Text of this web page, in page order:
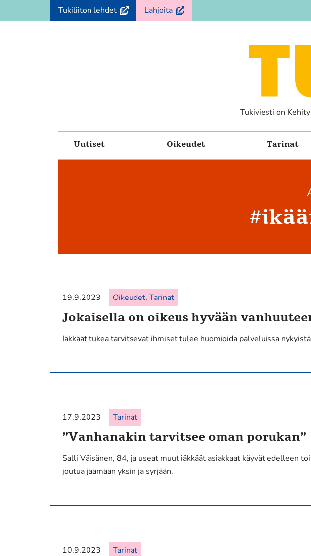
Siirry
sisältöön
Tukiliiton lehdet(avautuu
uuteen
Lahjoita(avautuu
uuteen
Tukiviesti on
Uutiset Oikeudet Tarinat
#
19.9.2023 Oikeudet, Tarinat
Jokaisella on oikeus hyvään
Iäkkäät tukea tarvitsevat ihmiset tulee huomioida palveluissa
17.9.2023 Tarinat
”Vanhanakin tarvitsee oman porukan”
Salli Väisänen, 84, ja useat muut iäkkäät asiakkaat käyvät edelleen
joutua jäämään yksin ja syrjään.
10.9.2023 Tarinat